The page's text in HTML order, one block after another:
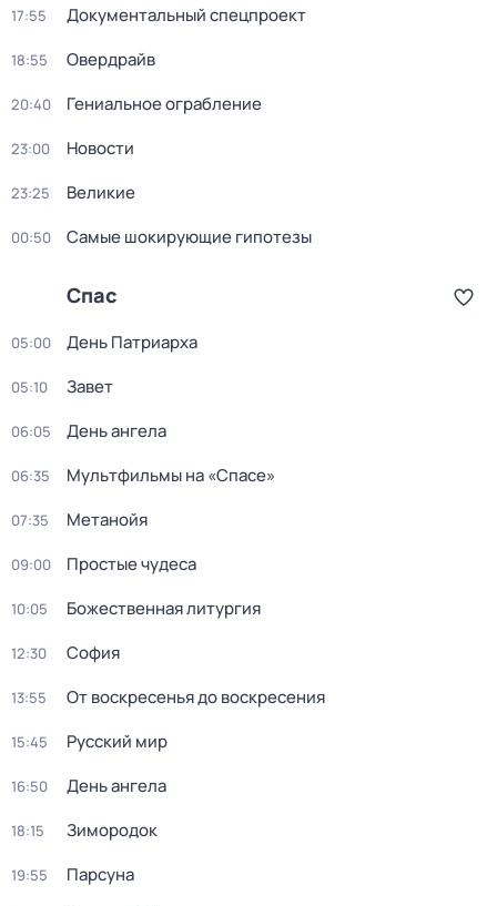
17:55 Документальный спецпроект
18:55 Овердрайв
20:40 Гениальное ограбление
23:00 Новости
23:25 Великие
00:50 Самые шoкиpующие гипотезы
Спас
05:00 Дeнь Патриаpха
05:10 Завет
06:05 День ангела
06:35 Мультфильмы на «Спасе»
07:35 Метанойя
09:00 Простые чудеса
10:05 Божественная литургия
12:30 София
13:55 От воскресенья до воскресения
15:45 Русский мир
16:50 День ангела
18:15 Зиморoдoк
19:55 Парсуна